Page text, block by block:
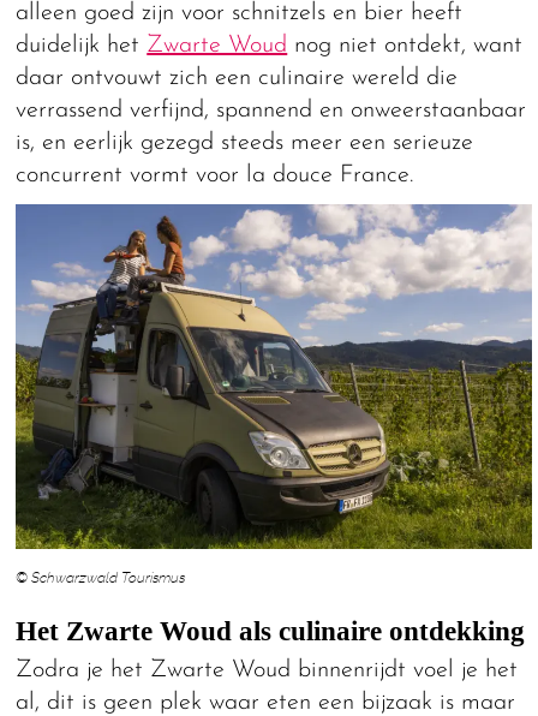
alleen goed zijn voor schnitzels en bier heeft
duidelijk het Zwarte Woud nog niet ontdekt, want
daar ontvouwt zich een culinaire wereld die
verrassend verfijnd, spannend en onweerstaanbaar
is, en eerlijk gezegd steeds meer een serieuze
concurrent vormt voor la douce France.
© Schwarzwald Tourismus
Het Zwarte Woud als culinaire ontdekking
Zodra je het Zwarte Woud binnenrijdt voel je het
al, dit is geen plek waar eten een bijzaak is maar